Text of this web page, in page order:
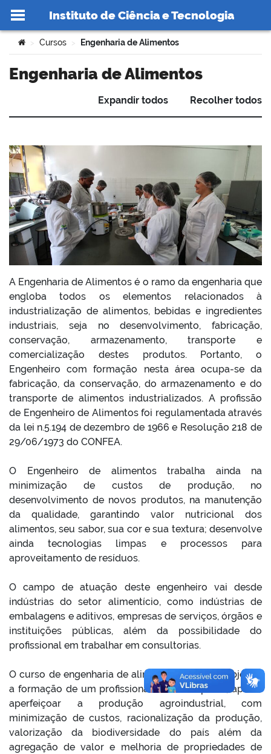
Ir para o conteúdo
Instituto de Ciência e Tecnologia
portal
Você está aqui:
> Cursos > Engenharia de Alimentos
Engenharia de Alimentos
Expandir todos Recolher todos
A Engenharia de Alimentos é o ramo da engenharia que
engloba todos os elementos relacionados à
industrialização de alimentos, bebidas e ingredientes
industriais, seja no desenvolvimento, fabricação,
conservação, armazenamento, transporte e
comercialização destes produtos. Portanto, o
Engenheiro com formação nesta área ocupa-se da
fabricação, da conservação, do armazenamento e do
transporte de alimentos industrializados. A profissão
de Engenheiro de Alimentos foi regulamentada através
da lei n.5.194 de dezembro de 1966 e Resolução 218 de
29/06/1973 do CONFEA.
O Engenheiro de alimentos trabalha ainda na
minimização de custos de produção, no
desenvolvimento de novos produtos, na manutenção
da qualidade, garantindo valor nutricional dos
alimentos, seu sabor, sua cor e sua textura; desenvolve
ainda tecnologias limpas e processos para
aproveitamento de resíduos.
O campo de atuação deste engenheiro vai desde
indústrias do setor alimentício, como indústrias de
embalagens e aditivos, empresas de serviços, órgãos e
instituições públicas, além da possibilidade do
profissional em trabalhar em consultorias.
O curso de engenharia de alimentos, portanto objetiva
a formação de um profissional multidisciplinar, apto a
aperfeiçoar a produção agroindustrial, com
minimização de custos, racionalização da produção,
valorização da biodiversidade do país além da
agregação de valor e melhoria de propriedades de